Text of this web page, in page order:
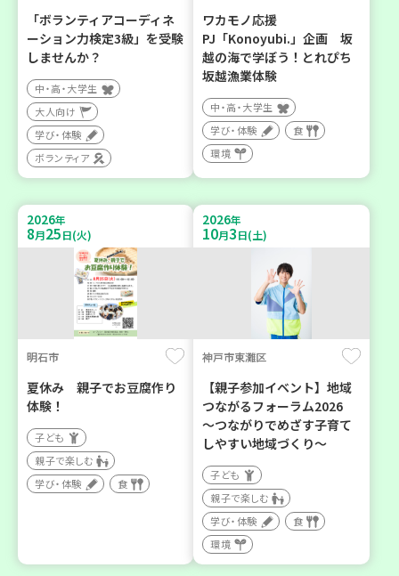
「ボランティアコーディネ
ーション力検定3級」を受験
しませんか？
中・高・大学生
大人向け
学び・体験
ボランティア
ワカモノ応援
PJ「Konoyubi.」企画 坂
越の海で学ぼう！とれぴち
坂越漁業体験
中・高・大学生
学び・体験
食
環境
2026年
8月25日(火)
明石市
夏休み 親子でお豆腐作り
体験！
子ども
親子で楽しむ
学び・体験
食
2026年
10月3日(土)
神戸市東灘区
【親子参加イベント】地域
つながるフォーラム2026
～つながりでめざす子育て
しやすい地域づくり～
子ども
親子で楽しむ
学び・体験
食
環境